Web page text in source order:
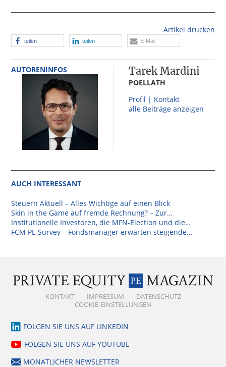
Artikel drucken
teilen teilen E-Mail
AUTORENINFOS Tarek Mardini
POELLATH
Profil | Kontakt
alle Beiträge anzeigen
AUCH INTERESSANT
Steuern Aktuell – Alles Wichtige auf einen Blick
Skin in the Game auf fremde Rechnung? – Zur…
Institutionelle Investoren, die MFN-Election und die…
FCM PE Survey – Fondsmanager erwarten steigende…
KONTAKT IMPRESSUM
DATENSCHUTZ
COOKIE-EINSTELLUNGEN
FOLGEN SIE UNS AUF LINKEDIN
FOLGEN SIE UNS AUF YOUTUBE
MONATLICHER NEWSLETTER